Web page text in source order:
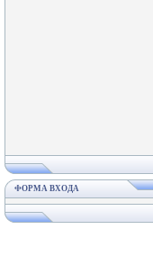
ФОРМА ВХОДА